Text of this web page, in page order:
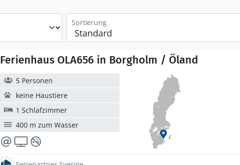
Sortierung
Ferienhaus OLA656 in Borgholm / Öland
5 Personen
keine Haustiere
1 Schlafzimmer
400 m zum Wasser